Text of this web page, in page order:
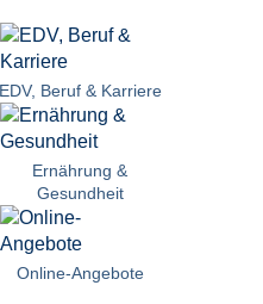
EDV, Beruf & Karriere
Ernährung &
Gesundheit
Online-Angebote